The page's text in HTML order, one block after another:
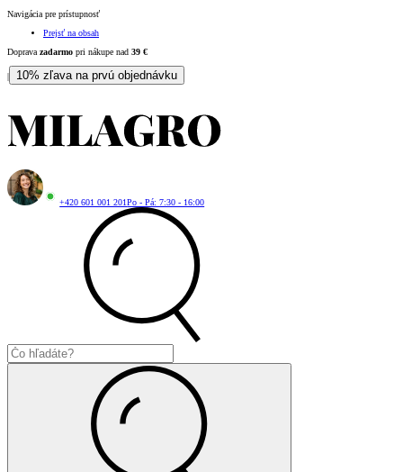
Navigácia pre prístupnosť
Prejsť na obsah
Doprava zadarmo pri nákupe nad 39 €
| 10% zľava na prvú objednávku
+420 601 001 201Po - Pá: 7:30 - 16:00